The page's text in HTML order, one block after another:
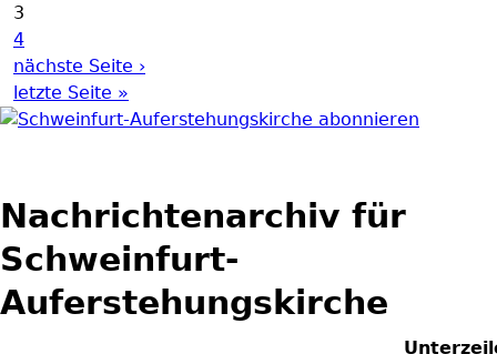
3
4
nächste Seite ›
letzte Seite »
Nachrichtenarchiv für
Schweinfurt-
Auferstehungskirche